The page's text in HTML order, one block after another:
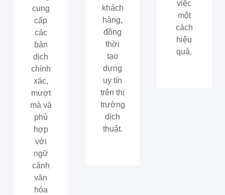
cung
cấp
các
bản
dịch
chính
xác,
mượt
mà và
phù
hợp
với
ngữ
cảnh
văn
hóa
khách
hàng,
đồng
thời
tạo
dựng
uy tín
trên thị
trường
dịch
thuật.
việc
một
cách
hiệu
quả.